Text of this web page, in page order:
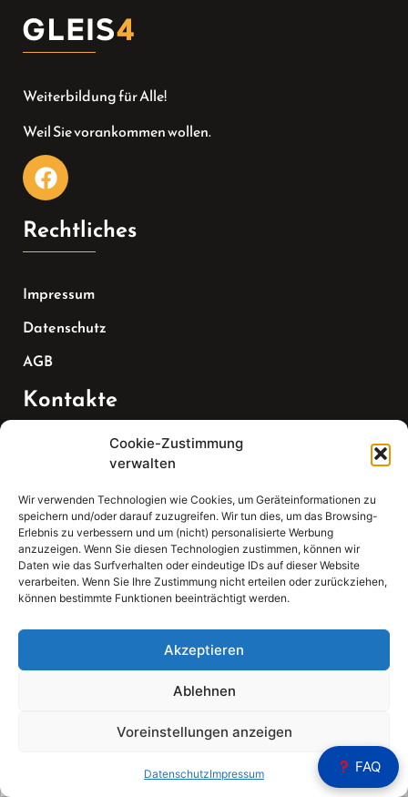
Cookie-Zustimmung
verwalten
Wir verwenden Technologien wie Cookies, um Geräteinformationen zu
speichern und/oder darauf zuzugreifen. Wir tun dies, um das Browsing-
Erlebnis zu verbessern und um (nicht) personalisierte Werbung
anzuzeigen. Wenn Sie diesen Technologien zustimmen, können wir
Daten wie das Surfverhalten oder eindeutige IDs auf dieser Website
verarbeiten. Wenn Sie Ihre Zustimmung nicht erteilen oder zurückziehen,
können bestimmte Funktionen beeinträchtigt werden.
Akzeptieren
Ablehnen
Voreinstellungen anzeigen
DatenschutzImpressum
Weiterbildung für Alle!
Weil Sie vorankommen wollen.
Rechtliches
Impressum
Datenschutz
AGB
Kontakte
07147 270 3349
Email:
sekretariat(at)gleis4-seminarzentrum.com
Adresse:
Bahnhofstraße 21, 74343 Sachsenheim
FAQ
for: